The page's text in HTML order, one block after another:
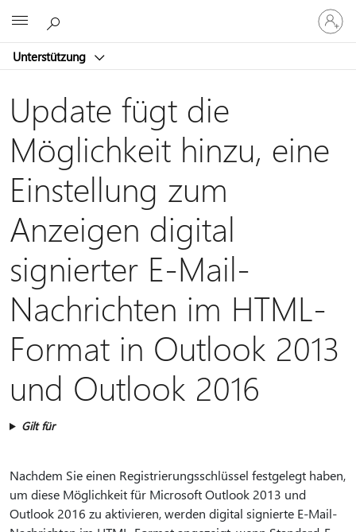
Unterstützung
Bei
Ihrem
Konto
Update fügt die
Möglichkeit hinzu, eine
Einstellung zum
Anzeigen digital
signierter E-Mail-
Nachrichten im HTML-
Format in Outlook 2013
und Outlook 2016
Gilt für
Nachdem Sie einen Registrierungsschlüssel festgelegt haben,
um diese Möglichkeit für Microsoft Outlook 2013 und
Outlook 2016 zu aktivieren, werden digital signierte E-Mail-